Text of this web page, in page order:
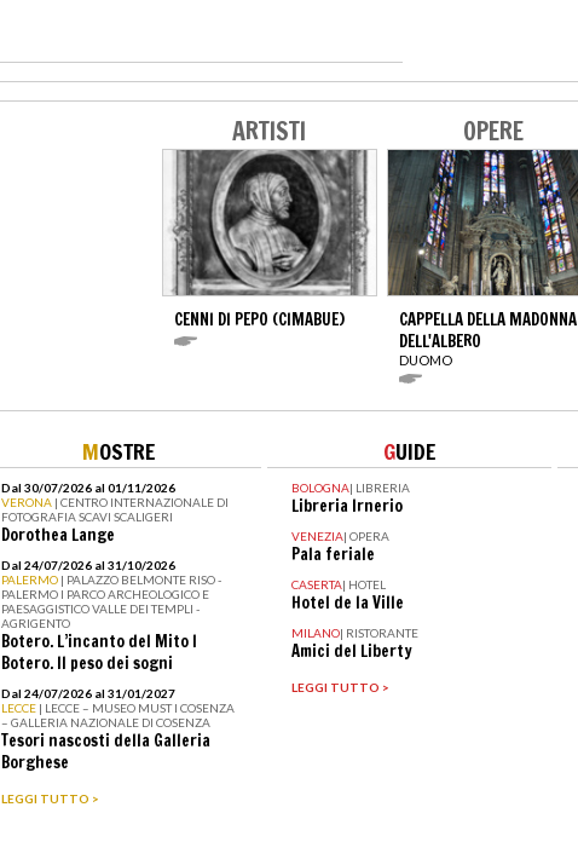
ARTISTI
CENNI DI PEPO (CIMABUE)
OPERE
CAPPELLA DELLA MADONNA
DELL'ALBERO
DUOMO
MOSTRE
Dal 30/07/2026 al 01/11/2026
VERONA | CENTRO INTERNAZIONALE DI
FOTOGRAFIA SCAVI SCALIGERI
Dorothea Lange
Dal 24/07/2026 al 31/10/2026
PALERMO | PALAZZO BELMONTE RISO -
PALERMO I PARCO ARCHEOLOGICO E
PAESAGGISTICO VALLE DEI TEMPLI -
AGRIGENTO
Botero. L’incanto del Mito I
Botero. Il peso dei sogni
Dal 24/07/2026 al 31/01/2027
LECCE | LECCE – MUSEO MUST I COSENZA
– GALLERIA NAZIONALE DI COSENZA
Tesori nascosti della Galleria
Borghese
LEGGI TUTTO >
GUIDE
BOLOGNA| LIBRERIA
Libreria Irnerio
VENEZIA| OPERA
Pala feriale
CASERTA| HOTEL
Hotel de la Ville
MILANO| RISTORANTE
Amici del Liberty
LEGGI TUTTO >